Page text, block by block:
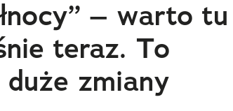
– warto tu
teraz. To
zmiany